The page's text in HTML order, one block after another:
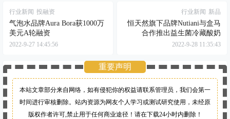
行业新闻 投融资
气泡水品牌Aura Bora获1000万
美元A轮融资
2022-9-27 14:45:56
行业新闻 新品
恒天然旗下品牌Nutiani与盒马
合作推出益生菌冷藏酸奶
2022-9-28 11:35:43
重要声明
本站文章部分来自网络，如有侵犯你的权益请联系管理员， 我们会第一
时间进行审核删除。站内资源为网友个人学习或测试研究使用，未经原
版权作者许可,禁止用于任何商业途径！请在下载24小时内删除！